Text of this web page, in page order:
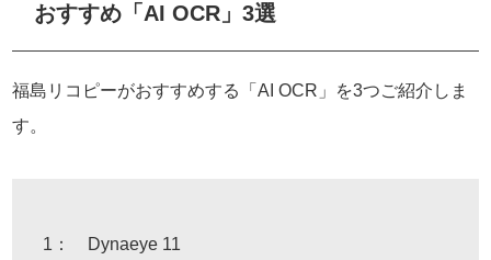
おすすめ「AI OCR」3選
福島リコピーがおすすめする「AI OCR」を3つご紹介しま
す。
1： Dynaeye 11